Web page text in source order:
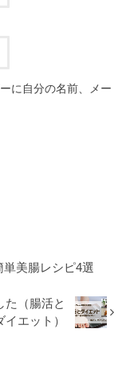
に自分の名前、メー
単美腸レシピ4選
た（腸活と
イエット）